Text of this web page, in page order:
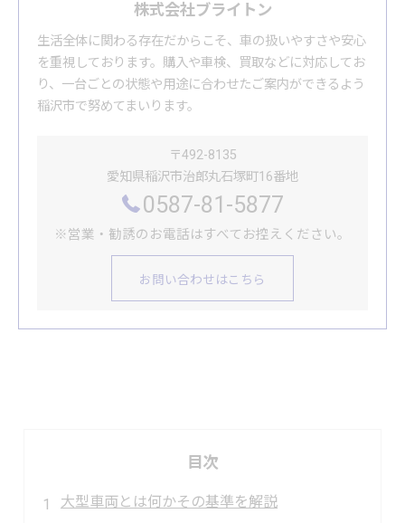
株式会社ブライトン
生活全体に関わる存在だからこそ、車の扱いやすさや安心
を重視しております。購入や車検、買取などに対応してお
り、一台ごとの状態や用途に合わせたご案内ができるよう
稲沢市で努めてまいります。
〒492-8135
愛知県稲沢市治郎丸石塚町16番地
0587-81-5877
※営業・勧誘のお電話はすべてお控えください。
お問い合わせはこちら
目次
大型車両とは何かその基準を解説